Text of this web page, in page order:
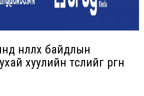
нөлөөлөх байдлын
хуулийн төслийг өргөн